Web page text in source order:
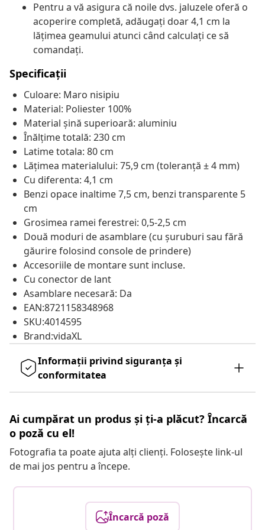
Pentru a vă asigura că noile dvs. jaluzele oferă o
acoperire completă, adăugați doar 4,1 cm la
lățimea geamului atunci când calculați ce să
comandați.
Specificații
Culoare: Maro nisipiu
Material: Poliester 100%
Material șină superioară: aluminiu
Înălțime totală: 230 cm
Latime totala: 80 cm
Lățimea materialului: 75,9 cm (toleranță ± 4 mm)
Cu diferenta: 4,1 cm
Benzi opace inaltime 7,5 cm, benzi transparente 5
cm
Grosimea ramei ferestrei: 0,5-2,5 cm
Două moduri de asamblare (cu șuruburi sau fără
găurire folosind console de prindere)
Accesoriile de montare sunt incluse.
Cu conector de lant
Asamblare necesară: Da
EAN:8721158348968
SKU:4014595
Brand:vidaXL
Informații privind siguranța și
conformitatea
Ai cumpărat un produs și ți-a plăcut? Încarcă
o poză cu el!
Fotografia ta poate ajuta alți clienți. Folosește link-ul
de mai jos pentru a începe.
Încarcă poză